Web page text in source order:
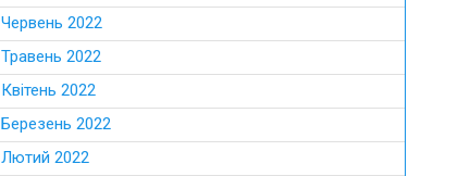
Червень 2022
Травень 2022
Квітень 2022
Березень 2022
Лютий 2022